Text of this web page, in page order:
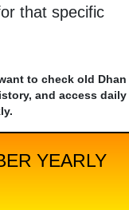
that specific
to check old Dhan
and access daily
YEARLY